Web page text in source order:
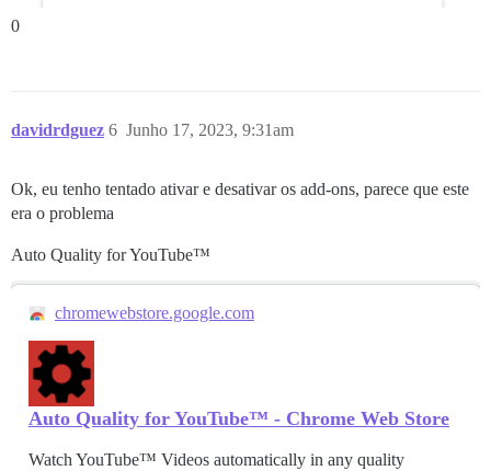
0
davidrdguez Junho 17, 2023, 9:31am
6
Ok, eu tenho tentado ativar e desativar os add-ons, parece que este
era o problema
Auto Quality for YouTube™
chromewebstore.google.com
Auto Quality for YouTube™ - Chrome Web Store
Watch YouTube™ Videos automatically in any quality